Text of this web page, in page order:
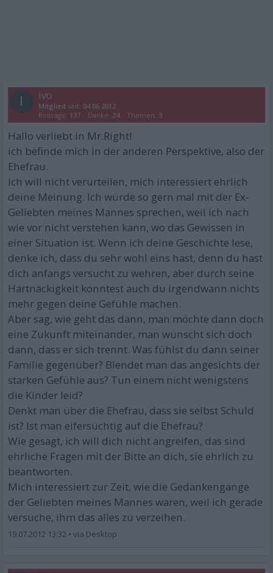
I ivo
Mitglied seit: 04.06.2012
Beiträge: 137 Danke: 24 Themen: 3
Hallo verliebt in Mr.Right!
ich befinde mich in der anderen Perspektive, also der
Ehefrau.
Ich will nicht verurteilen, mich interessiert ehrlich
deine Meinung. Ich würde so gern mal mit der Ex-
Geliebten meines Mannes sprechen, weil ich nach
wie vor nicht verstehen kann, wo das Gewissen in
einer Situation ist. Wenn ich deine Geschichte lese,
denke ich, dass du sehr wohl eins hast, denn du hast
dich anfangs versucht zu wehren, aber durch seine
Hartnäckigkeit konntest auch du irgendwann nichts
mehr gegen deine Gefühle machen.
Aber sag, wie geht das dann, man möchte dann doch
eine Zukunft miteinander, man wünscht sich doch
dann, dass er sich trennt. Was fühlst du dann seiner
Familie gegenüber? Blendet man das angesichts der
starken Gefühle aus? Tun einem nicht wenigstens
die Kinder leid?
Denkt man über die Ehefrau, dass sie selbst Schuld
ist? Ist man eifersüchtig auf die Ehefrau?
Wie gesagt, ich will dich nicht angreifen, das sind
ehrliche Fragen mit der Bitte an dich, sie ehrlich zu
beantworten.
Mich interessiert zur Zeit, wie die Gedankengänge
der Geliebten meines Mannes waren, weil ich gerade
versuche, ihm das alles zu verzeihen.
19.07.2012 13:32 •